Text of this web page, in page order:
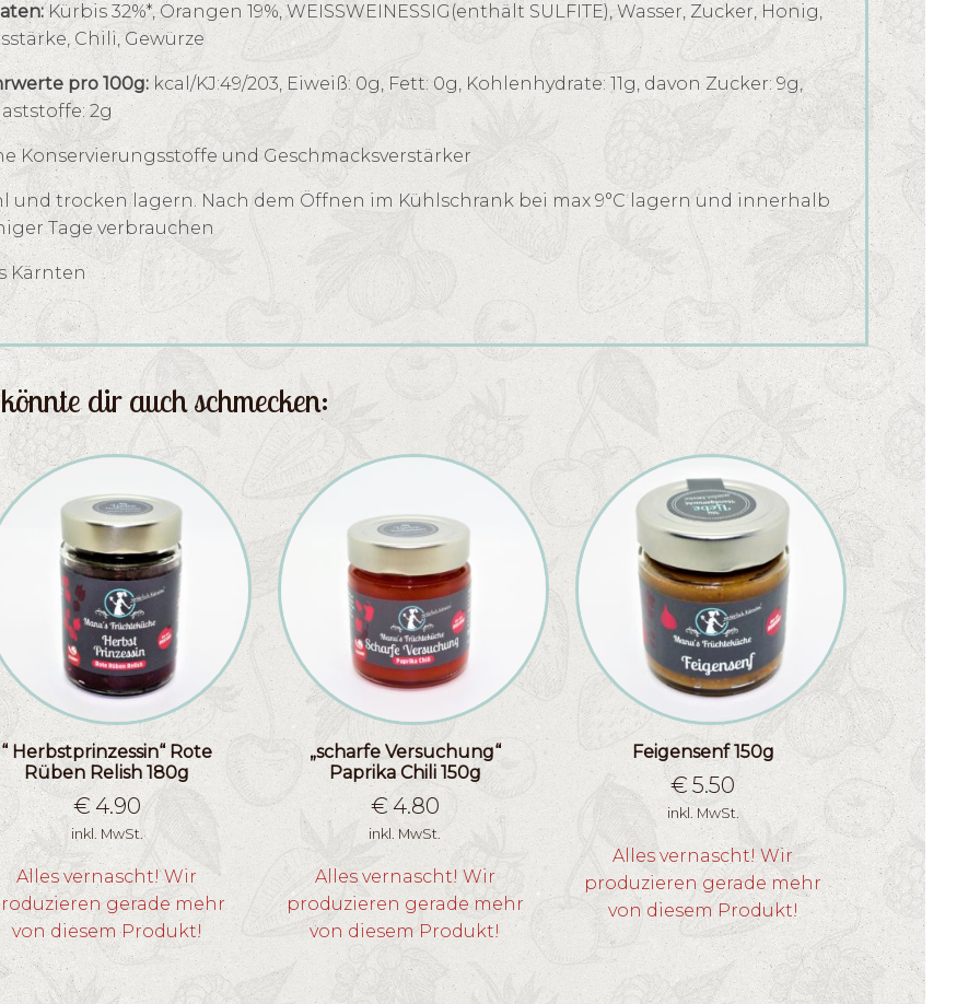
Kürbis 32%*, Orangen 19%, WEISSWEINESSIG(enthält SULFITE), Wasser, Zucker, Honig,
Chili, Gewürze
pro 100g:kcal/KJ:49/203, Eiweiß: 0g, Fett: 0g, Kohlenhydrate: 11g, davon Zucker: 9g,
2g
Konservierungsstoffe und Geschmacksverstärker
und trocken lagern. Nach dem Öffnen im Kühlschrank bei max 9°C lagern und innerhalb
Tage verbrauchen
Kärnten
dir auch schmecken:
“ Herbstprinzessin“ Rote
Rüben Relish 180g
€ 4.90
inkl. MwSt.
Alles vernascht! Wir
gerade mehr
von diesem Produkt!
„scharfe Versuchung“
Paprika Chili 150g
€ 4.80
inkl. MwSt.
Alles vernascht! Wir
produzieren gerade mehr
von diesem Produkt!
Feigensenf 150g
€ 5.50
inkl. MwSt.
Alles vernascht! Wir
produzieren gerade mehr
von diesem Produkt!